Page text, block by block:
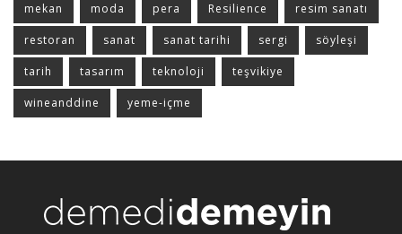
mekan moda pera Resilience resim sanatı
restoran sanat sanat tarihi sergi söyleşi
tarih tasarım teknoloji teşvikiye
wineanddine yeme-içme